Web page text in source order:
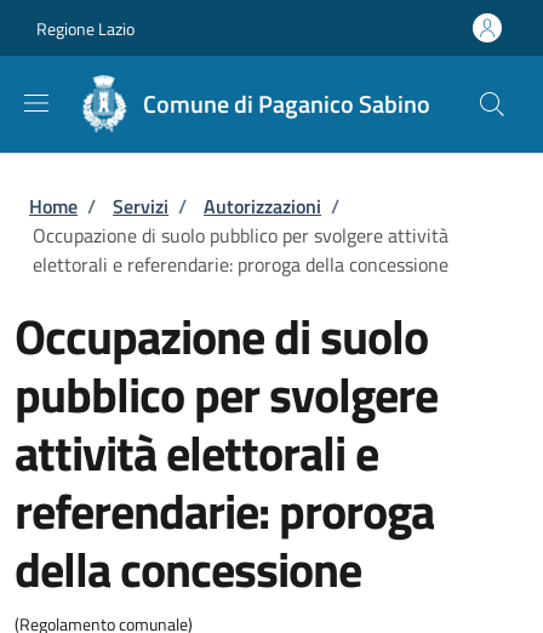
Regione Lazio
Comune di Paganico Sabino
Briciole di pane
Home / Servizi / Autorizzazioni /
Occupazione di suolo pubblico per svolgere attività
elettorali e referendarie: proroga della concessione
Occupazione di suolo
pubblico per svolgere
attività elettorali e
referendarie: proroga
della concessione
(Regolamento comunale)